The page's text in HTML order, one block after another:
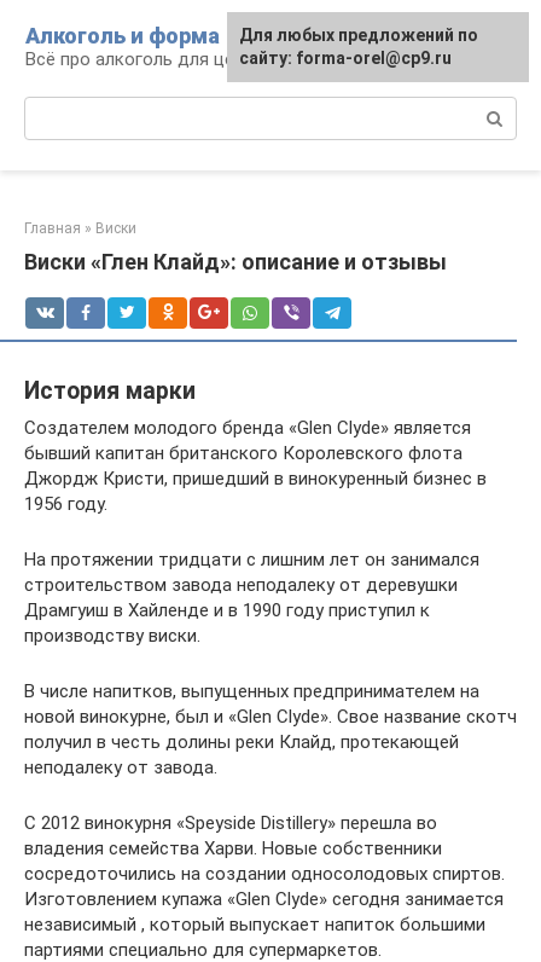
контенту
Алкоголь и форма
Всё про алкоголь для ценителей
Главная » Виски
Виски «Глен Клайд»: описание и отзывы
История марки
Создателем молодого бренда «Glen Clyde» является
бывший капитан британского Королевского флота
Джордж Кристи, пришедший в винокуренный бизнес в
1956 году.
На протяжении тридцати с лишним лет он занимался
строительством завода неподалеку от деревушки
Драмгуиш в Хайленде и в 1990 году приступил к
производству виски.
В числе напитков, выпущенных предпринимателем на
новой винокурне, был и «Glen Clyde». Свое название скотч
получил в честь долины реки Клайд, протекающей
неподалеку от завода.
С 2012 винокурня «Speyside Distillery» перешла во
владения семейства Харви. Новые собственники
сосредоточились на создании односолодовых спиртов.
Изготовлением купажа «Glen Clyde» сегодня занимается
независимый , который выпускает напиток большими
партиями специально для супермаркетов.
Для любых предложений по
сайту: forma-orel@cp9.ru